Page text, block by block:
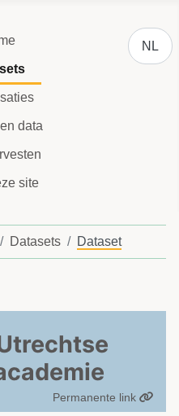
data
site
NL
Datasets Dataset
Permanente link